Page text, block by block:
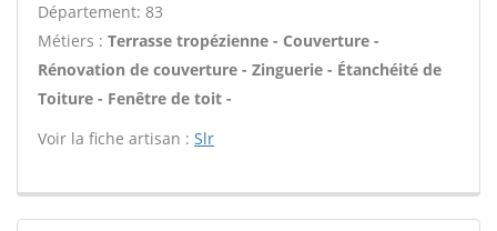
Département: 83
Métiers : Terrasse tropézienne - Couverture -
Rénovation de couverture - Zinguerie - Étanchéité de
Toiture - Fenêtre de toit -
Voir la fiche artisan : Slr